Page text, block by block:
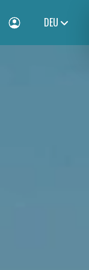
Toggle Login
DEU